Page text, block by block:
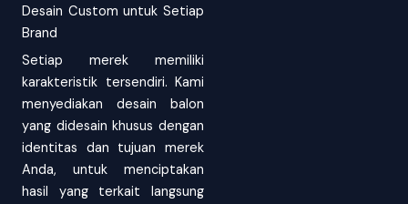
Desain Custom untuk Setiap
Brand
Setiap merek memiliki
karakteristik tersendiri. Kami
menyediakan desain balon
yang didesain khusus dengan
identitas dan tujuan merek
Anda, untuk menciptakan
hasil yang terkait langsung